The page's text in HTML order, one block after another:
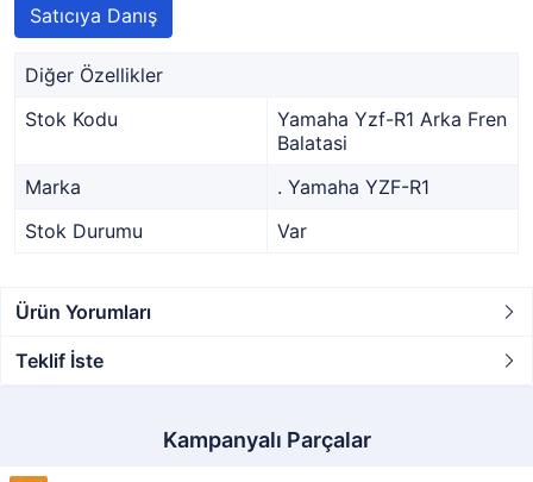
Satıcıya Danış
Diğer Özellikler
Stok Kodu
Yamaha Yzf-R1 Arka Fren
Balatasi
Marka
. Yamaha YZF-R1
Stok Durumu
Var
Ürün Yorumları
Teklif İste
Kampanyalı Parçalar